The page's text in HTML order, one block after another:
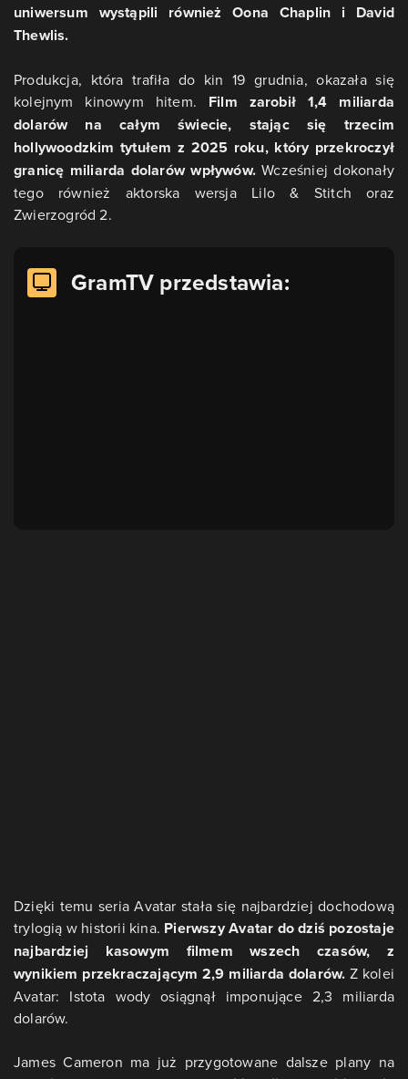
uniwersum wystąpili również Oona Chaplin i David
Thewlis.
Produkcja, która trafiła do kin 19 grudnia, okazała się
kolejnym kinowym hitem. Film zarobił 1,4 miliarda
dolarów na całym świecie, stając się trzecim
hollywoodzkim tytułem z 2025 roku, który przekroczył
granicę miliarda dolarów wpływów.Wcześniej dokonały
tego również aktorska wersja Lilo & Stitch oraz
Zwierzogród 2.
GramTV przedstawia:
Dzięki temu seria Avatar stała się najbardziej dochodową
trylogią w historii kina. Pierwszy Avatar do dziś pozostaje
najbardziej kasowym filmem wszech czasów, z
wynikiem przekraczającym 2,9 miliarda dolarów.Z kolei
Avatar: Istota wody osiągnął imponujące 2,3 miliarda
dolarów.
James Cameron ma już przygotowane dalsze plany na